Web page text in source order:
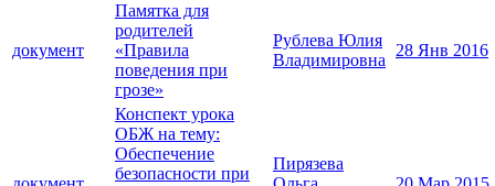
документ
Памятка для
родителей
«Правила
поведения при
грозе»
Рублева Юлия
Владимировна
28 Янв 2016
Конспект урока
ОБЖ на тему:
Обеспечение
безопасности при
Пирязева